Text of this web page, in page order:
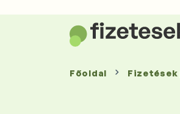
Főoldal Fizetések